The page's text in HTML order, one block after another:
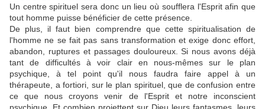
Un centre spirituel sera donc un lieu où soufflera l'Esprit afin que
tout homme puisse bénéficier de cette présence.
De plus, il faut bien comprendre que cette spiritualisation de
l'homme ne se fait pas sans transformation et exige donc effort,
abandon, ruptures et passages douloureux. Si nous avons déjà
tant de difficultés à voir clair en nous-mêmes sur le plan
psychique, à tel point qu'il nous faudra faire appel à un
thérapeute, a fortiori, sur le plan spirituel, que de confusion entre
ce que nous croyons venir de l'Esprit et notre inconscient